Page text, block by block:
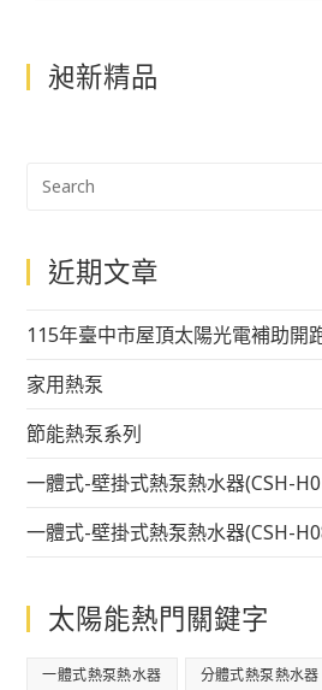
昶新精品
近期文章
115年臺中市屋頂太陽光電補助開
家用熱泵
節能熱泵系列
一體式-壁掛式熱泵熱水器(CSH-
一體式-壁掛式熱泵熱水器(CSH-
太陽能熱門關鍵字
一體式熱泵熱水器 分體式熱泵熱水器